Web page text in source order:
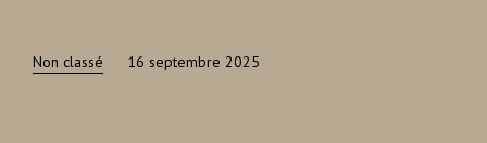
Non classé 16 septembre 2025